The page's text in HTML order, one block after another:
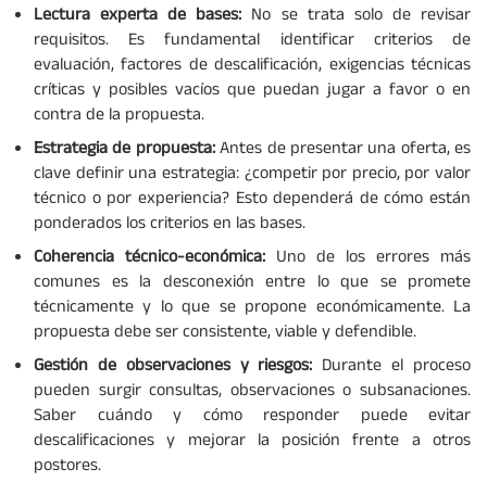
Lectura experta de bases: No se trata solo de revisar
requisitos. Es fundamental identificar criterios de
evaluación, factores de descalificación, exigencias técnicas
críticas y posibles vacíos que puedan jugar a favor o en
contra de la propuesta.
Estrategia de propuesta:Antes de presentar una oferta, es
clave definir una estrategia: ¿competir por precio, por valor
técnico o por experiencia? Esto dependerá de cómo están
ponderados los criterios en las bases.
Coherencia técnico-económica: Uno de los errores más
comunes es la desconexión entre lo que se promete
técnicamente y lo que se propone económicamente. La
propuesta debe ser consistente, viable y defendible.
Gestión de observaciones y riesgos: Durante el proceso
pueden surgir consultas, observaciones o subsanaciones.
Saber cuándo y cómo responder puede evitar
descalificaciones y mejorar la posición frente a otros
postores.